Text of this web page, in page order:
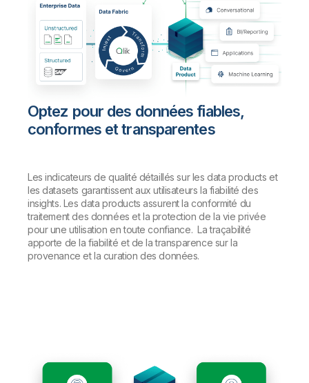
Optez pour des données fiables,
conformes et transparentes
Les indicateurs de qualité détaillés sur les data products et
les datasets garantissent aux utilisateurs la fiabilité des
insights. Les data products assurent la conformité du
traitement des données et la protection de la vie privée
pour une utilisation en toute confiance. La traçabilité
apporte de la fiabilité et de la transparence sur la
provenance et la curation des données.